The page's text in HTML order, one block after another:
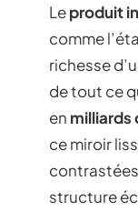
Leproduit
comme
richesse
de tout ce
en milliards
ce miroir
structure